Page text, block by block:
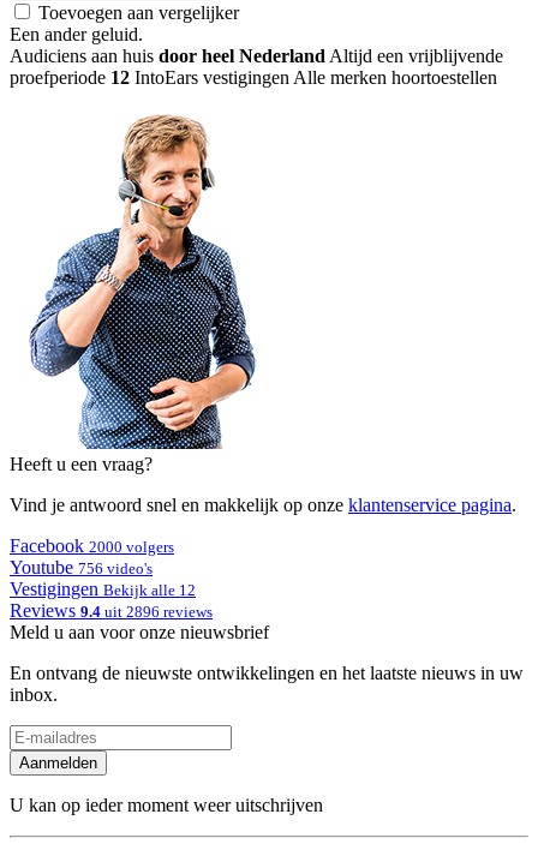
Toevoegen aan vergelijker
Een ander geluid.
Audiciens aan huis door heel Nederland Altijd een vrijblijvende
proefperiode 12 IntoEars vestigingen Alle merken hoortoestellen
Heeft u een vraag?
Vind je antwoord snel en makkelijk op onze klantenservice pagina.
Facebook 2000 volgers
Youtube 756 video's
Vestigingen Bekijk alle 12
Reviews 9.4 uit 2896 reviews
Meld u aan voor onze nieuwsbrief
En ontvang de nieuwste ontwikkelingen en het laatste nieuws in uw
inbox.
Aanmelden
U kan op ieder moment weer uitschrijven